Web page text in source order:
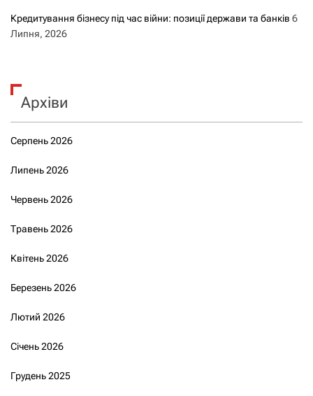
Кредитування бізнесу під час війни: позиції держави та банків 6
Липня, 2026
Архіви
Серпень 2026
Липень 2026
Червень 2026
Травень 2026
Квітень 2026
Березень 2026
Лютий 2026
Січень 2026
Грудень 2025